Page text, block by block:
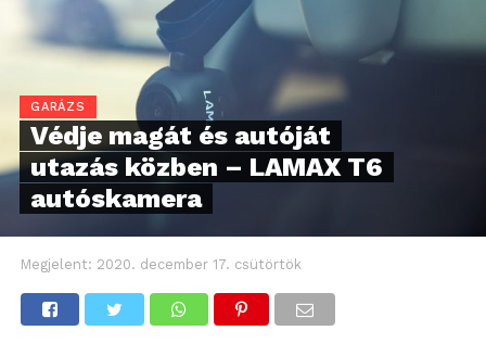
GARÁZS
Védje magát és autóját
utazás közben – LAMAX T6
autóskamera
Megjelent: 2020. december 17. csütörtök